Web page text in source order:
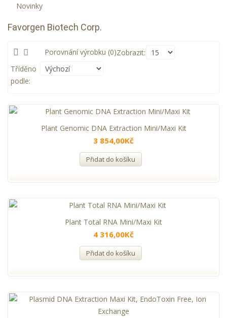
Novinky
Favorgen Biotech Corp.
Porovnání výrobku (0)Zobrazit:
Tříděno
podle:
Plant Genomic DNA Extraction Mini/Maxi Kit
3 854,00Kč
Přidat do košíku
Plant Total RNA Mini/Maxi Kit
4 316,00Kč
Přidat do košíku